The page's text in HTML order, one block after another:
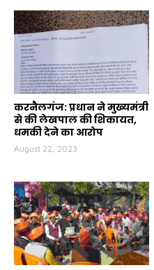
करनैलगंज: प्रधान ने मुख्यमंत्री
से की लेखपाल की शिकायत,
धमकी देने का आरोप
August 22, 2023